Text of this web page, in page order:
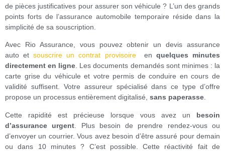
de pièces justificatives pour assurer son véhicule ? L’un des grands
points forts de l’assurance automobile temporaire réside dans la
simplicité de sa souscription.
Avec Rio Assurance, vous pouvez obtenir un devis assurance
auto etsouscrire un contrat provisoireen quelques minutes
directement en ligne. Les documents demandés sont minimes : la
carte grise du véhicule et votre permis de conduire en cours de
validité suffisent. Votre assureur spécialisé dans ce type d’offre
propose un processus entièrement digitalisé, sans paperasse.
Cette rapidité est précieuse lorsque vous avez un besoin
d’assurance urgent . Plus besoin de prendre rendez-vous ou
d’envoyer un courrier. Vous avez besoin d’être assuré pour demain
ou dans 10 minutes ? C’est possible. Cette réactivité fait de